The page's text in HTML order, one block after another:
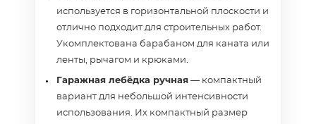
используется в горизонтальной плоскости и
отлично подходит для строительных работ.
Укомплектована барабаном для каната или
ленты, рычагом и крюками.
Гаражная лебёдка ручная — компактный
вариант для небольшой интенсивности
использования. Их компактный размер